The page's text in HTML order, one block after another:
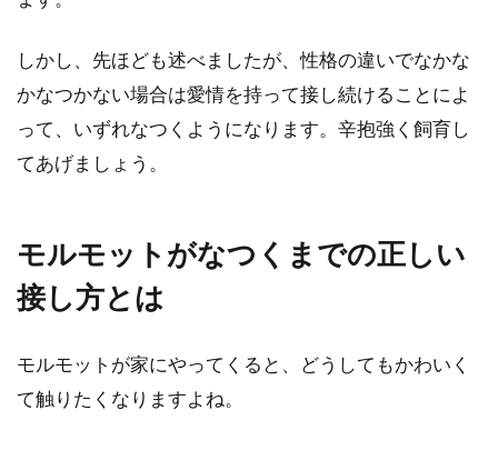
すっかり家族の一員のモルモットがとて
もなついていて可愛い。子供がいたらも
モルモットに話しかける最適な
えているあなた。モルモットを迎い入れ
しかし、先ほども述べましたが、性格の違いでなかな
かなつかない場合は愛情を持って接し続けることによ
って、いずれなつくようになります。辛抱強く飼育し
てあげましょう。
モルモットがなつくまでの正しい
接し方とは
モルモットが家にやってくると、どうしてもかわいく
て触りたくなりますよね。